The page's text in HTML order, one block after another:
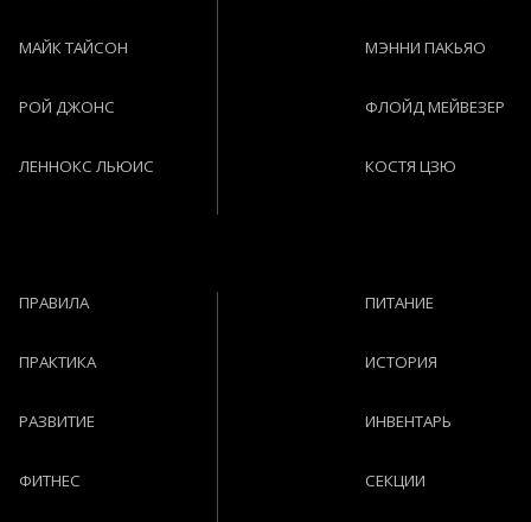
МАЙК ТАЙСОН
РОЙ ДЖОНС
ЛЕННОКС ЛЬЮИС
МЭННИ ПАКЬЯО
ФЛОЙД МЕЙВЕЗЕР
КОСТЯ ЦЗЮ
ПРАВИЛА
ПРАКТИКА
РАЗВИТИЕ
ФИТНЕС
ПИТАНИЕ
ИСТОРИЯ
ИНВЕНТАРЬ
СЕКЦИИ